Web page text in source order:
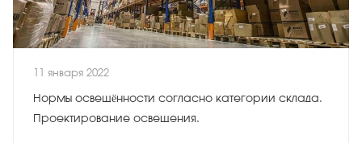
11 января 2022
Нормы освещённости согласно категории склада.
Проектирование освещения.